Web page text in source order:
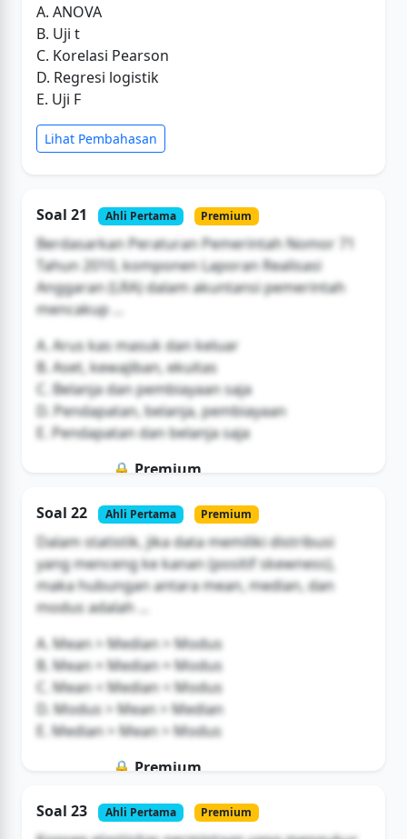
A. ANOVA
B. Uji t
C. Korelasi Pearson
D. Regresi logistik
E. Uji F
Lihat Pembahasan
Soal 21 Ahli Pertama Premium
Berdasarkan Peraturan Pemerintah Nomor 71
Tahun 2010, komponen Laporan Realisasi
Anggaran (LRA) dalam akuntansi pemerintah
mencakup ...
A. Arus kas masuk dan keluar
B. Aset, kewajiban, ekuitas
C. Belanja dan pembiayaan saja
D. Pendapatan, belanja, pembiayaan
E. Pendapatan dan belanja saja
🔒 Premium
Buka Akses
Soal 22 Ahli Pertama Premium
Dalam statistik, jika data memiliki distribusi
yang menceng ke kanan (positif skewness),
maka hubungan antara mean, median, dan
modus adalah ...
A. Mean > Median > Modus
B. Mean = Median = Modus
C. Mean < Median < Modus
D. Modus > Mean > Median
E. Median > Mean > Modus
🔒 Premium
Buka Akses
Soal 23 Ahli Pertama Premium